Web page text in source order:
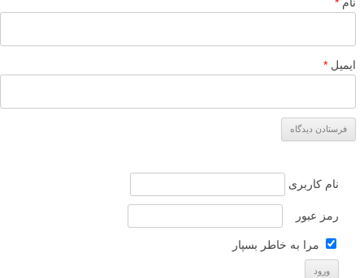
نام *
ایمیل *
نام کاربری
رمز عبور
مرا به خاطر بسپار